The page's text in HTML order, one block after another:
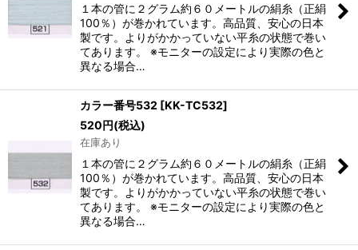
１本の管に２グラム約６０メートルの絹糸（正絹
100％）が巻かれています。高品質、安心の日本
製です。よりがかかっていない平糸の状態で巻い
てあります。 ※モニターの設定により実際の色と
異なる場合…
カラー番号532 [KK-TC532]
520円(税込)
在庫あり
１本の管に２グラム約６０メートルの絹糸（正絹
100％）が巻かれています。高品質、安心の日本
製です。よりがかかっていない平糸の状態で巻い
てあります。 ※モニターの設定により実際の色と
異なる場合…